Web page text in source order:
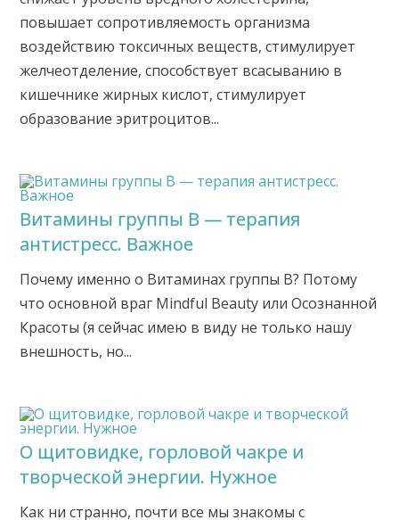
повышает сопротивляемость организма
воздействию токсичных веществ, стимулирует
желчеотделение, способствует всасыванию в
кишечнике жирных кислот, стимулирует
образование эритроцитов...
Витамины группы B — терапия
антистресс. Важное
Почему именно о Витаминах группы В? Потому
что основной враг Mindful Beauty или Осознанной
Красоты (я сейчас имею в виду не только нашу
внешность, но...
О щитовидке, горловой чакре и
творческой энергии. Нужное
Как ни странно, почти все мы знакомы с